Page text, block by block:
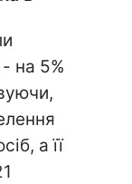
- на 5%
а її